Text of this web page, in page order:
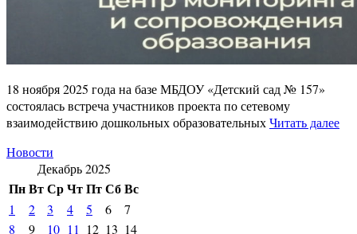
18 ноября 2025 года на базе МБДОУ «Детский сад № 157»
состоялась встреча участников проекта по сетевому
взаимодействию дошкольных образовательныхЧитать далее
Новости
Декабрь 2025
ПнВтСрЧтПтСбВс
1 2 3 4 5 6
7
8
9 10 11 12 13 14